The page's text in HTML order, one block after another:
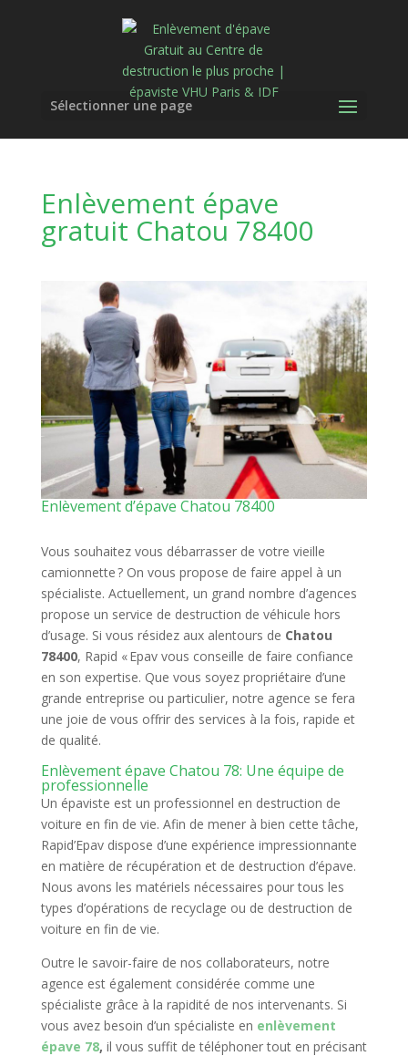
Sélectionner une page
Enlèvement épave
gratuit Chatou 78400
Enlèvement d’épave Chatou 78400
Vous souhaitez vous débarrasser de votre vieille
camionnette ? On vous propose de faire appel à un
spécialiste. Actuellement, un grand nombre d’agences
propose un service de destruction de véhicule hors
d’usage. Si vous résidez aux alentours de Chatou
78400, Rapid « Epav vous conseille de faire confiance
en son expertise. Que vous soyez propriétaire d’une
grande entreprise ou particulier, notre agence se fera
une joie de vous offrir des services à la fois, rapide et
de qualité.
Enlèvement épave Chatou 78: Une équipe de
professionnelle
Un épaviste est un professionnel en destruction de
voiture en fin de vie. Afin de mener à bien cette tâche,
Rapid’Epav dispose d’une expérience impressionnante
en matière de récupération et de destruction d’épave.
Nous avons les matériels nécessaires pour tous les
types d’opérations de recyclage ou de destruction de
voiture en fin de vie.
Outre le savoir-faire de nos collaborateurs, notre
agence est également considérée comme une
spécialiste grâce à la rapidité de nos intervenants. Si
vous avez besoin d’un spécialiste en enlèvement
épave 78, il vous suffit de téléphoner tout en précisant